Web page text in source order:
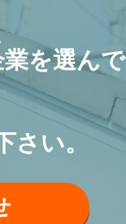
を選んで
さい。